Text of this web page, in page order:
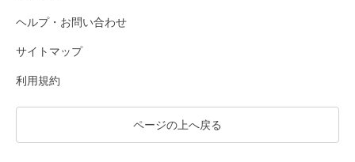
ヘルプ・お問い合わせ
サイトマップ
利用規約
ページの上へ戻る